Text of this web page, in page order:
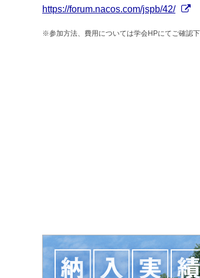
https://forum.nacos.com/jspb/42/
※参加方法、費用については学会HPにてご確認下